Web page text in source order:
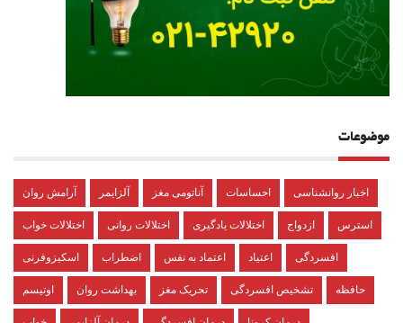
موضوعات
آرامش روان آلزایمر آناتومی مغز احساسات اخبار روانشناسی
اختلالات خواب اختلالات روانی اختلالات یادگیری ازدواج استرس
اسکیزوفرنی اضطراب اعتماد به نفس اعتیاد افسردگی
اوتیسم بهداشت روان تحریک مغز تشخیص افسردگی حافظه